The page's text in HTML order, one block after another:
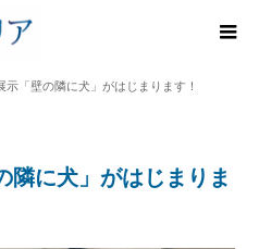
示「壁の隣に犬」がはじまります！
隣に犬」がはじまりま